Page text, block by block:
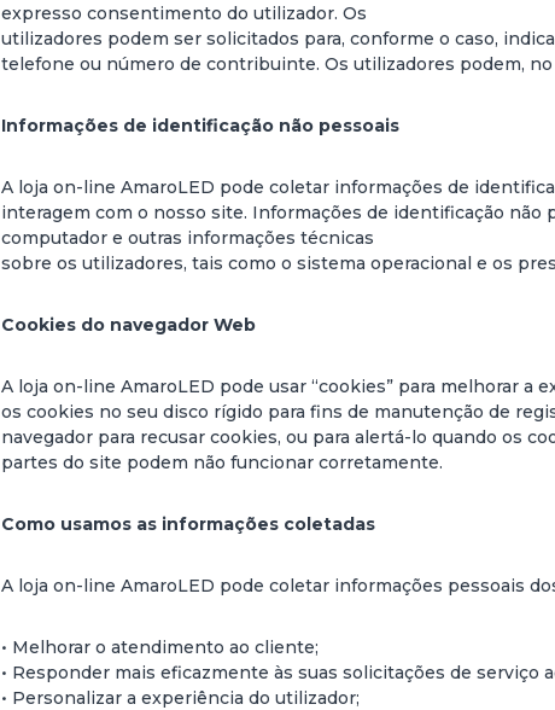
expresso consentimento do utilizador. Os
utilizadores podem ser solicitados para, conforme o caso,
telefone ou número de contribuinte. Os utilizadores podem,
Informações de identificação não pessoais
A loja on-line AmaroLED pode coletar informações de
interagem com o nosso site. Informações de identificação
computador e outras informações técnicas
sobre os utilizadores, tais como o sistema operacional e os
Cookies do navegador Web
A loja on-line AmaroLED pode usar “cookies” para melhorar a
os cookies no seu disco rígido para fins de manutenção de
navegador para recusar cookies, ou para alertá-lo quando os
partes do site podem não funcionar corretamente.
Como usamos as informações coletadas
A loja on-line AmaroLED pode coletar informações pessoais
• Melhorar o atendimento ao cliente;
• Responder mais eficazmente às suas solicitações de serviço
• Personalizar a experiência do utilizador;